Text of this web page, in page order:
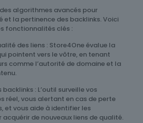
algorithmes avancés pour
et la pertinence des backlinks. Voici
fonctionnalités clés :
des liens : Store4One évalue la
pointent vers le vôtre, en tenant
comme l’autorité de domaine et la
backlinks : L’outil surveille vos
réel, vous alertant en cas de perte
et vous aide à identifier les
de nouveaux liens de qualité.